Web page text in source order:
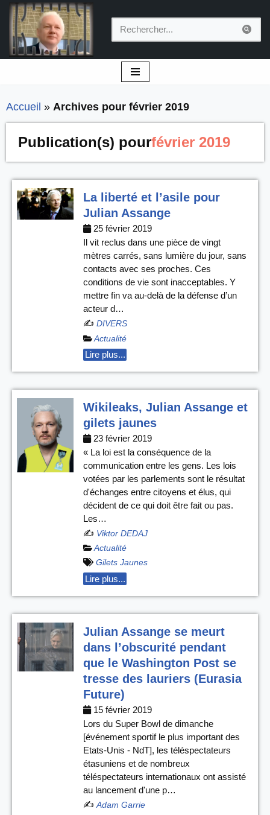
Aller
au
contenu
Accueil » Archives pour février 2019
Publication(s) pourfévrier 2019
La liberté et l’asile pour
Julian Assange
25 février 2019
Il vit reclus dans une pièce de vingt
mètres carrés, sans lumière du jour, sans
contacts avec ses proches. Ces
conditions de vie sont inacceptables. Y
mettre fin va au-delà de la défense d’un
acteur d…
✍️ DIVERS
Actualité
Lire plus...
Wikileaks, Julian Assange et
gilets jaunes
23 février 2019
« La loi est la conséquence de la
communication entre les gens. Les lois
votées par les parlements sont le résultat
d'échanges entre citoyens et élus, qui
décident de ce qui doit être fait ou pas.
Les…
✍️ Viktor DEDAJ
Actualité
Gilets Jaunes
Lire plus...
Julian Assange se meurt
dans l’obscurité pendant
que le Washington Post se
tresse des lauriers (Eurasia
Future)
15 février 2019
Lors du Super Bowl de dimanche
[événement sportif le plus important des
Etats-Unis - NdT], les téléspectateurs
étasuniens et de nombreux
téléspectateurs internationaux ont assisté
au lancement d'une p…
✍️ Adam Garrie